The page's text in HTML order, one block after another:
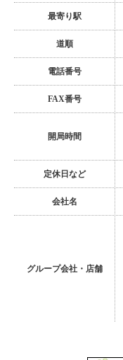
最寄り駅
道順
電話番号
FAX番号
開局時間
定休日など
会社名
グループ会社・店舗